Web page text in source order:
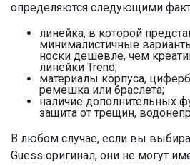
определяются следующими
линейка, в которой
минималистичные
носки дешевле, чем
линейки Trend;
материалы корпуса,
ремешка или браслета;
наличие дополнительных
защита от трещин,
В любом случае, если вы
Guess оригинал, они не могут